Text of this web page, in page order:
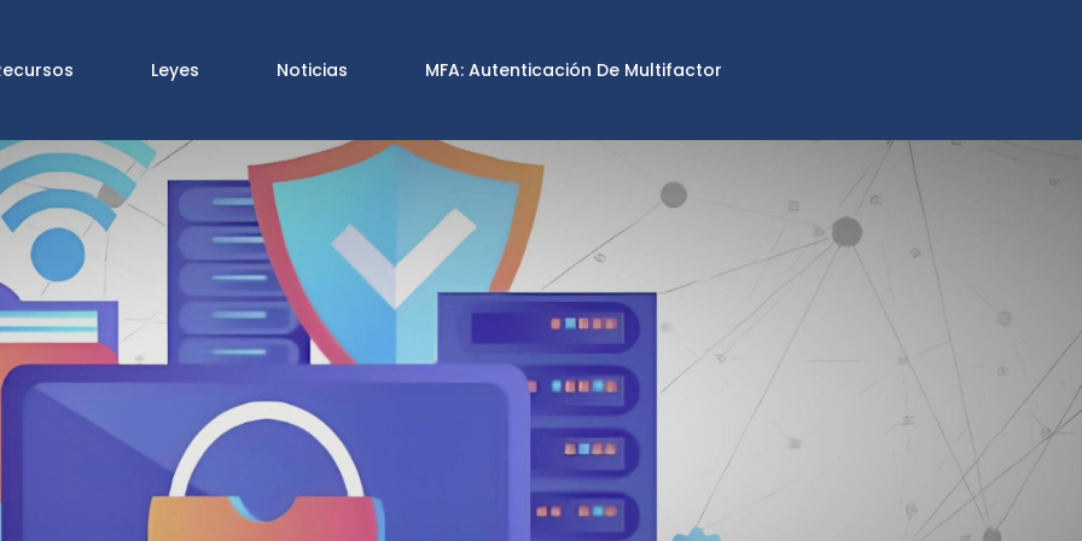
Leyes Noticias MFA: Autenticación De Multifactor